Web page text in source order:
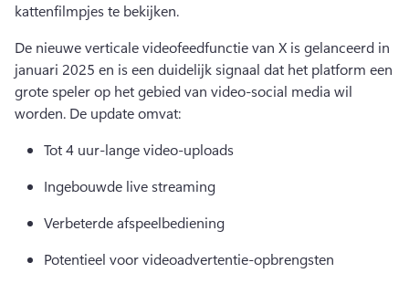
kattenfilmpjes te bekijken.
De nieuwe verticale videofeedfunctie van X is gelanceerd in
januari 2025 en is een duidelijk signaal dat het platform een
grote speler op het gebied van video-social media wil
worden. De update omvat:
Tot 4 uur-lange video-uploads
Ingebouwde live streaming
Verbeterde afspeelbediening
Potentieel voor videoadvertentie-opbrengsten